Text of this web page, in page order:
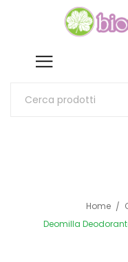
Home
Deomilla